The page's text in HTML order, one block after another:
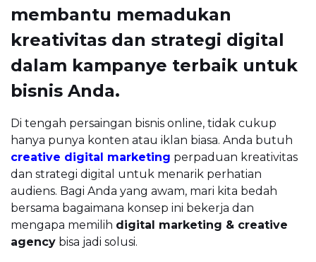
membantu memadukan
kreativitas dan strategi digital
dalam kampanye terbaik untuk
bisnis Anda.
Di tengah persaingan bisnis online, tidak cukup
hanya punya konten atau iklan biasa. Anda butuh
creative digital marketing perpaduan kreativitas
dan strategi digital untuk menarik perhatian
audiens. Bagi Anda yang awam, mari kita bedah
bersama bagaimana konsep ini bekerja dan
mengapa memilih digital marketing & creative
agency bisa jadi solusi.